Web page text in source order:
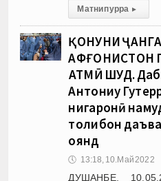
Матни пурра ▸
ҚОНУНИ
АФҒОНИСТОН
ҲАТМӢ ШУД.
Антониу
нигаронӣ
толибон
оянд
🕔 13:18, 10.Май 2022
ДУШАНБЕ,